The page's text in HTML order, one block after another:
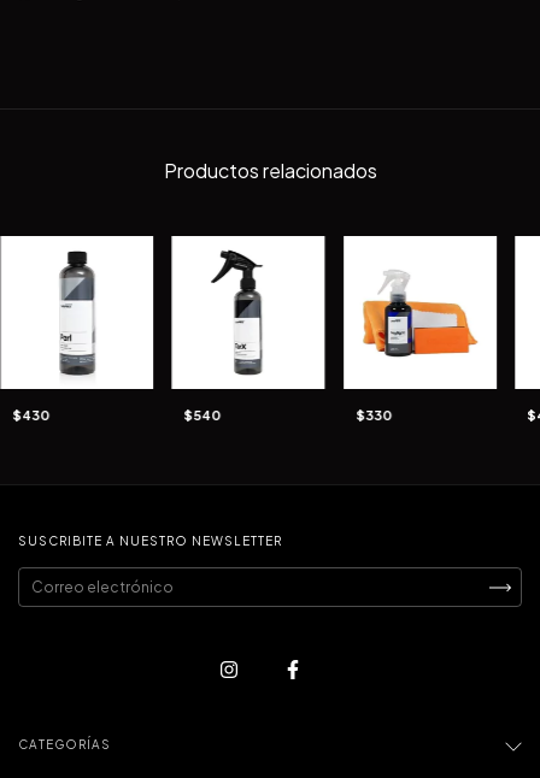
Productos relacionados
$430 $540 $330
SUSCRIBITE A NUESTRO NEWSLETTER
CATEGORÍAS